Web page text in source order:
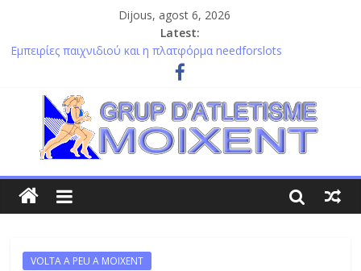
Dijous, agost 6, 2026
Latest:
Εμπειρίες παιχνιδιού και η πλατφόρμα needforslots
προσφέρουν διασκέδαση και αδρεναλίνη στους παίκτες
Perseverança extrema ao atravessar a rua com chickenroad, um
teste de timing e nervos
Divertida estrategia y chicken road online para jugadores
astutos y rápidos en línea
Szansa na wygraną i emocje z plinko app to wirtualna rozrywka
dla każdego miłośnika hazardu
Récolte abondante au plinko casino en ligne grâce à nos conseils
et astuces pour maximiser vos gains
VOLTA A PEU A MOIXENT